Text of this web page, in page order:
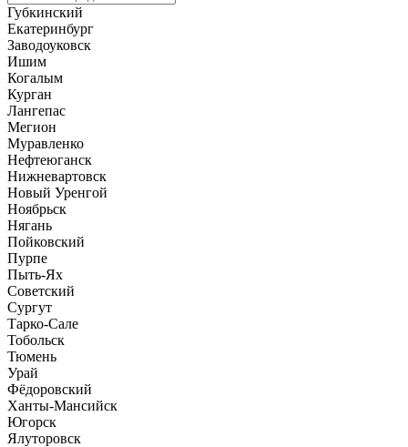
Губкинский
Екатеринбург
Заводоуковск
Ишим
Когалым
Курган
Лангепас
Мегион
Муравленко
Нефтеюганск
Нижневартовск
Новый Уренгой
Ноябрьск
Нягань
Пойковский
Пурпе
Пыть-Ях
Советский
Сургут
Тарко-Сале
Тобольск
Тюмень
Урай
Фёдоровский
Ханты-Мансийск
Югорск
Ялуторовск